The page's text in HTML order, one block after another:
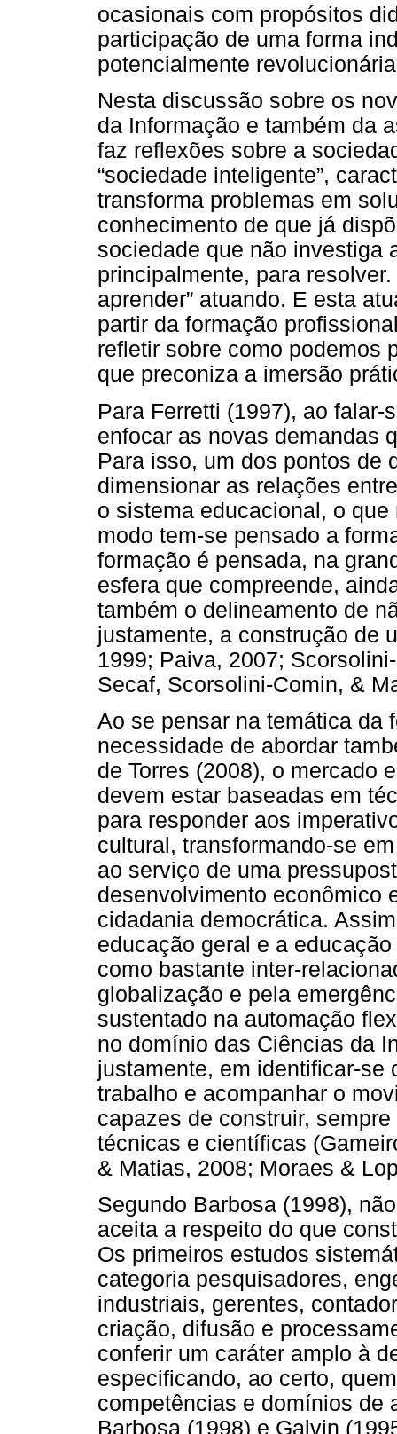
ocasionais com propósitos
participação de uma forma
potencialmente
Nesta discussão sobre os
da Informação e também da
faz reflexões sobre a
“sociedade inteligente”,
transforma problemas em
conhecimento de que já
sociedade que não investiga
principalmente, para
aprender” atuando. E esta
partir da formação
refletir sobre como podemos
que preconiza a imersão
Para Ferretti (1997), ao
enfocar as novas demandas
Para isso, um dos pontos de
dimensionar as relações
o sistema educacional, o
modo tem-se pensado a
formação é pensada, na
esfera que compreende,
também o delineamento de
justamente, a construção de
1999; Paiva, 2007;
Secaf, Scorsolini-Comin, &
Ao se pensar na temática da
necessidade de abordar
de Torres (2008), o mercado
devem estar baseadas em
para responder aos
cultural, transformando-se
ao serviço de uma
desenvolvimento econômico
cidadania democrática.
educação geral e a
como bastante inter-
globalização e pela
sustentado na automação
no domínio das Ciências da
justamente, em identificar-se
trabalho e acompanhar o
capazes de construir,
técnicas e científicas
& Matias, 2008; Moraes &
Segundo Barbosa (1998),
aceita a respeito do que
Os primeiros estudos
categoria pesquisadores,
industriais, gerentes,
criação, difusão e
conferir um caráter amplo à
especificando, ao certo,
competências e domínios de
Barbosa (1998) e Galvin